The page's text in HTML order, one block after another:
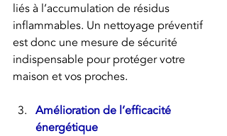
liés à l’accumulation de résidus
inflammables. Un nettoyage préventif
est donc une mesure de sécurité
indispensable pour protéger votre
maison et vos proches.
Amélioration de l’efficacité
énergétique